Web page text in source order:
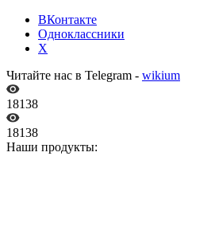
ВКонтакте
Одноклассники
X
Читайте нас в Telegram - wikium
18138
18138
Наши продукты: